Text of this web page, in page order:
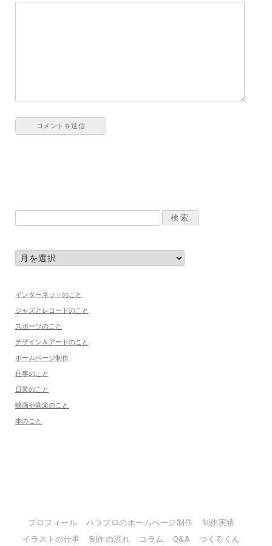
インターネットのこと
ジャズとレコードのこと
スポーツのこと
デザイン＆アートのこと
ホームページ制作
仕事のこと
日常のこと
映画や音楽のこと
本のこと
プロフィール ハラプロのホームページ制作
制作実績
イラストの仕事
制作の流れ コラム Q&A つくるくん